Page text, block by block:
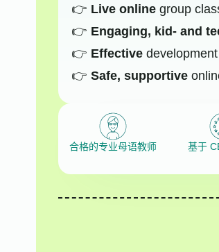
Live onlinegroup
Engaging, kid- and
Effectivedevelopment
Safe, supportive
合格的专业母语教师 基于